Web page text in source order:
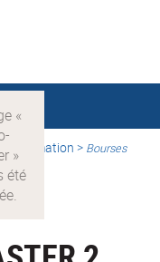
> Formation > Bourses